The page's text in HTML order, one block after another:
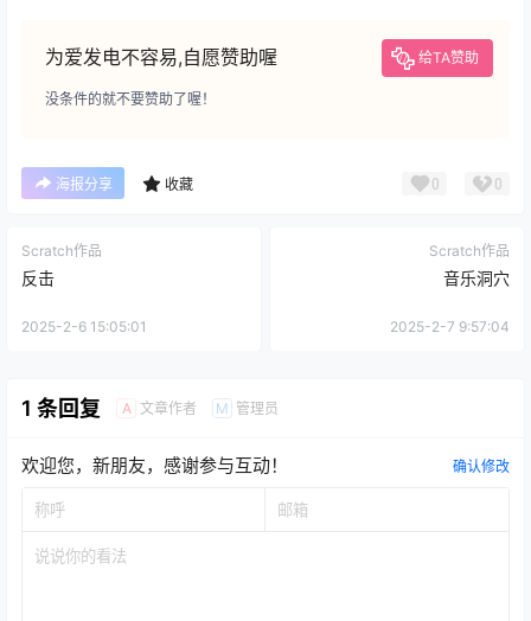
为爱发电不容易,自愿赞助喔 给TA赞助
没条件的就不要赞助了喔！
海报分享 收藏 0 0
Scratch作品
反击
2025-2-6 15:05:01
Scratch作品
音乐洞穴
2025-2-7 9:57:04
1 条回复 A 文章作者 M 管理员
欢迎您，新朋友，感谢参与互动！ 确认修改